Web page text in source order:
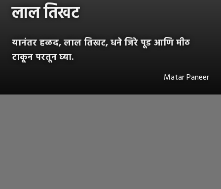
लाल तिखट
यानंतर हळद, लाल तिखट, धने जिरे पूड आणि मीठ
टाकून परतून घ्या.
Matar Paneer